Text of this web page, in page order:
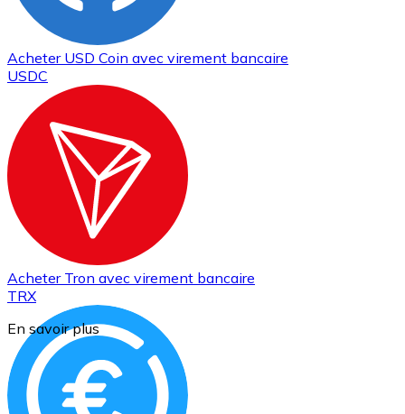
Acheter USD Coin avec virement bancaire
USDC
Acheter Tron avec virement bancaire
TRX
En savoir plus